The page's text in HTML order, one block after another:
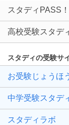
スタディPASS！
高校受験スタデ
スタディの受験サ
お受験じょうほ
中学受験スタデ
スタディラボ